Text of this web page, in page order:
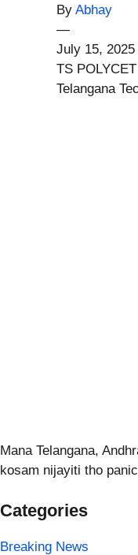
By Abhay
—
July 15, 2025
TS
Telangana
Mana Telangana,
kosam nijayiti tho
Categories
Breaking News